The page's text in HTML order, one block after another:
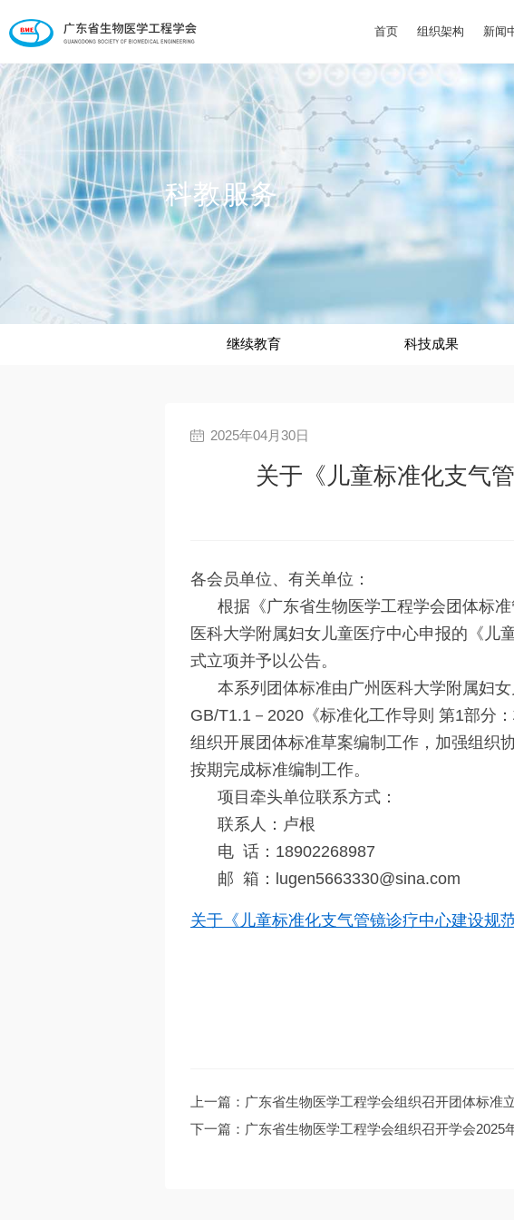
首页 组织架构 新闻
科教服务
继续教育 科技成果
2025年04月30日
关于《儿童标准化支气
各会员单位、有关单位：
根据《广东省生物医学工程学会团体标
医科大学附属妇女儿童医疗中心申报的《儿
式立项并予以公告。
本系列团体标准由广州医科大学附属妇
GB/T1.1－2020《标准化工作导则 第1部分
组织开展团体标准草案编制工作，加强组织
按期完成标准编制工作。
项目牵头单位联系方式：
联系人：卢根
电 话：18902268987
邮 箱：lugen5663330@sina.com
关于《儿童标准化支气管镜诊疗中心建设规
上一篇：广东省生物医学工程学会组织召开团体标准
下一篇：广东省生物医学工程学会组织召开学会2025